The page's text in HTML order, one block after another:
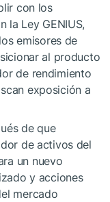
con los
la Ley GENIUS,
emisores de
al producto
de rendimiento
exposición a
de que
de activos del
un nuevo
y acciones
mercado